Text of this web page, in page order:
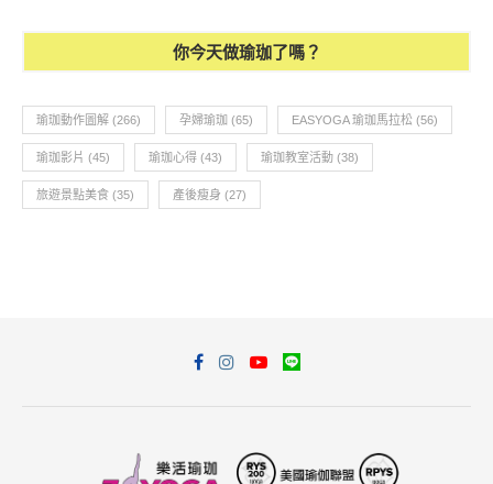
你今天做瑜珈了嗎？
瑜珈動作圖解 (266) 孕婦瑜珈 (65) EASYOGA 瑜珈馬拉松 (56)
瑜珈影片 (45) 瑜珈心得 (43) 瑜珈教室活動 (38)
旅遊景點美食 (35) 產後瘦身 (27)